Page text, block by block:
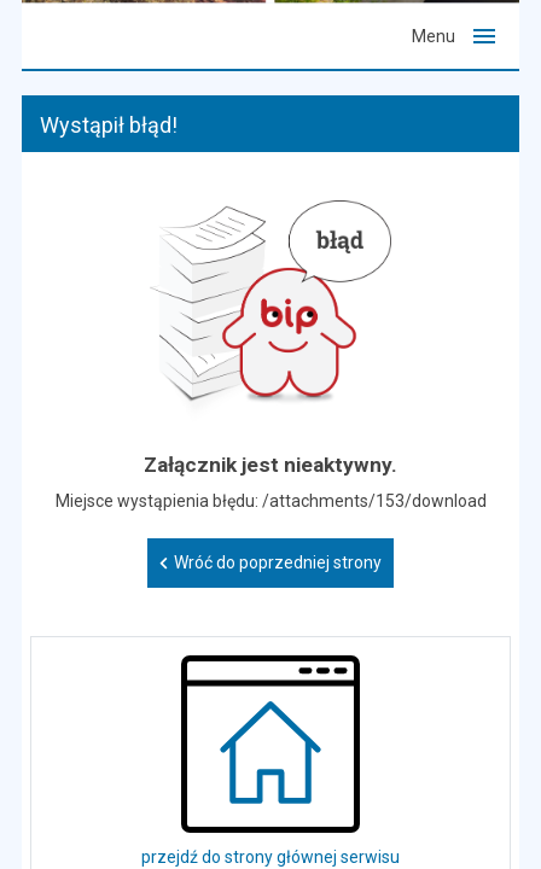
Menu
Wystąpił błąd!
Załącznik jest nieaktywny.
Miejsce wystąpienia błędu: /attachments/153/download
Wróć do poprzedniej strony
przejdź do strony głównej serwisu